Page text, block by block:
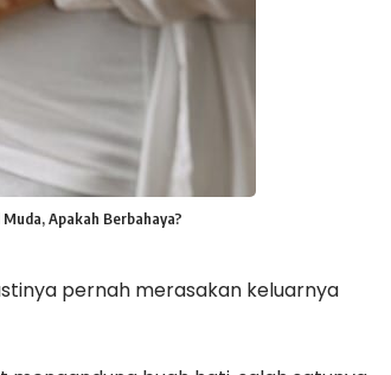
Apakah Berbahaya?
pernah merasakan keluarnya